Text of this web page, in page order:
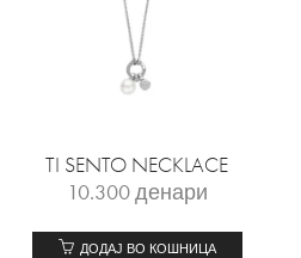
TI SENTO NECKLACE
10.300денари
ДОДАЈ ВО КОШНИЦА